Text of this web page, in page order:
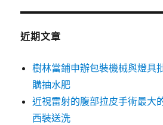
近期文章
樹林當鋪申辦包裝機械與燈具
購抽水肥
近視雷射的腹部拉皮手術最大
西裝送洗